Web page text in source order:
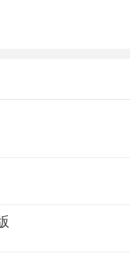
轻脚重拳重脚+(注
)
重脚(会飞回来个小
(可控制)
+重拳+重拳+上